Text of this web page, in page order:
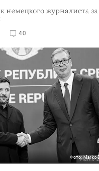
немецкого журналиста
40
Фото: Marko